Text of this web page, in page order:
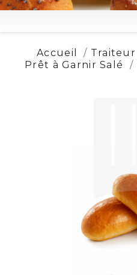
Accueil Traiteur
Prêt à Garnir Salé